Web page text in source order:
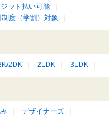
ット払い可能
度（学割）対象
2DK 2LDK 3LDK
デザイナーズ